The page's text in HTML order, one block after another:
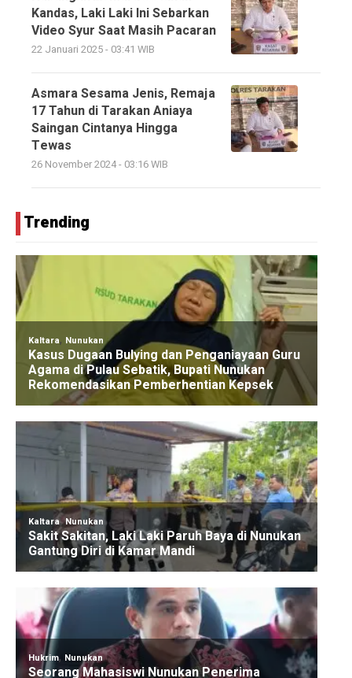
Kandas, Laki Laki Ini Sebarkan
Video Syur Saat Masih Pacaran
22 Januari 2025 - 03:41 WIB
Asmara Sesama Jenis, Remaja
17 Tahun di Tarakan Aniaya
Saingan Cintanya Hingga
Tewas
26 November 2024 - 03:16 WIB
Trending